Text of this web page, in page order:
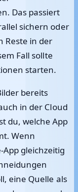
Das passiert
sichern oder
Reste in der
Fall sollte
starten.
bereits
in der Cloud
du, welche App
Wenn
gleichzeitig
eine Quelle als